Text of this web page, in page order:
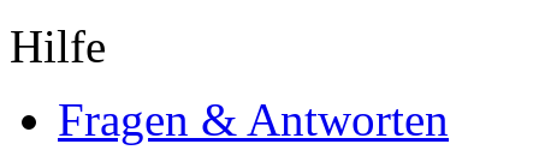
Hilfe
Fragen & Antworten